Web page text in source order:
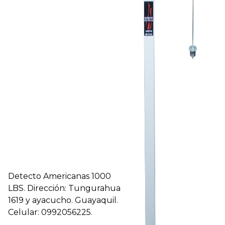
Detecto Americanas 1000
LBS. Dirección: Tungurahua
1619 y ayacucho. Guayaquil.
Celular: 0992056225.